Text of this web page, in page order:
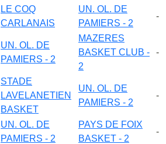
LE COQ
CARLANAIS
UN. OL. DE
PAMIERS - 2
-
UN. OL. DE
PAMIERS - 2
MAZERES
BASKET CLUB -
2
-
STADE
LAVELANETIEN
BASKET
UN. OL. DE
PAMIERS - 2
-
UN. OL. DE
PAMIERS - 2
PAYS DE FOIX
BASKET - 2
-